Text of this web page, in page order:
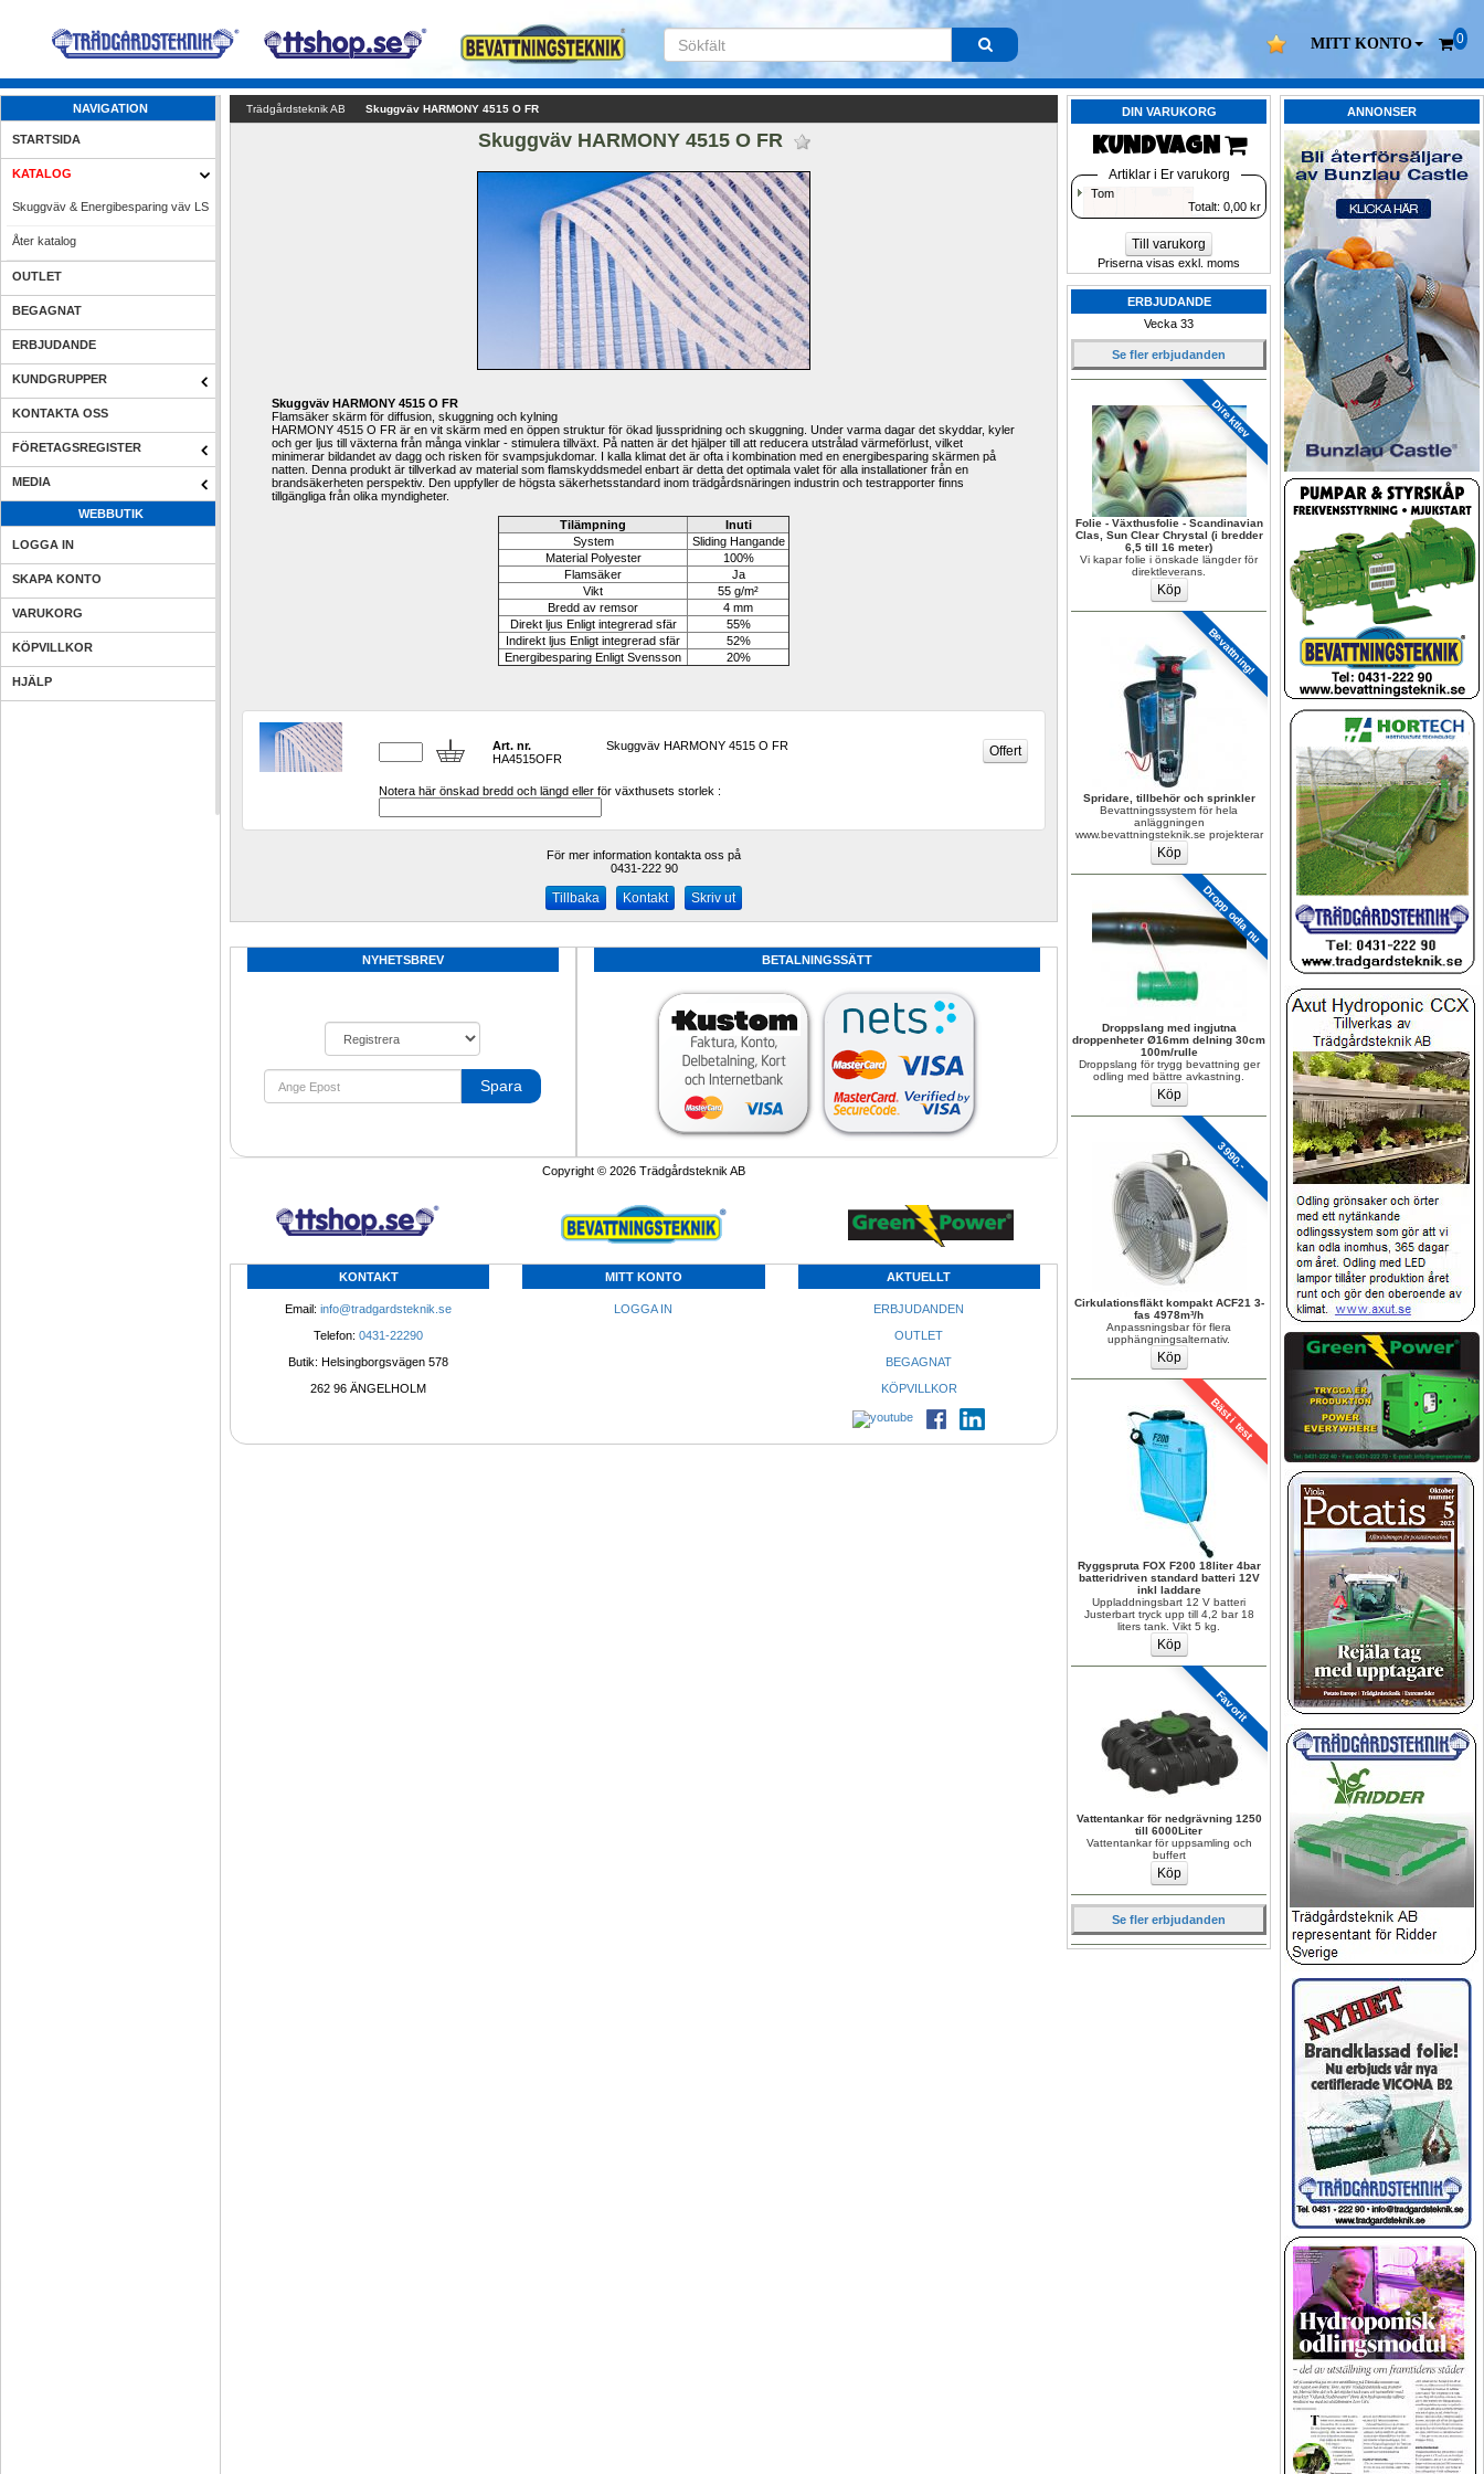
MITT KONTO 0
NAVIGATION
STARTSIDA
KATALOG
Skuggväv & Energibesparing väv LS
Åter katalog
OUTLET
BEGAGNAT
ERBJUDANDE
KUNDGRUPPER
KONTAKTA OSS
FÖRETAGSREGISTER
MEDIA
WEBBUTIK
LOGGA IN
SKAPA KONTO
VARUKORG
KÖPVILLKOR
HJÄLP
ANNONSER
DIN VARUKORG
KUNDVAGN
Artiklar i Er varukorg
Tom
Totalt: 0,00 kr
Till varukorg
Priserna visas exkl. moms
ERBJUDANDE
Vecka 33
Se fler erbjudanden
Direktlev
Folie - Växthusfolie - Scandinavian
Clas, Sun Clear Chrystal (i bredder
6,5 till 16 meter)
Vi kapar folie i önskade längder för
direktleverans.
Bevattning!
Spridare, tillbehör och sprinkler
Bevattningssystem för hela
anläggningen
www.bevattningsteknik.se projekterar
Dropp odla nu
Droppslang med ingjutna
droppenheter Ø16mm delning 30cm
100m/rulle
Droppslang för trygg bevattning ger
odling med bättre avkastning.
3990.-
Cirkulationsfläkt kompakt ACF21 3-
fas 4978m³/h
Anpassningsbar för flera
upphängningsalternativ.
Bäst i test
Ryggspruta FOX F200 18liter 4bar
batteridriven standard batteri 12V
inkl laddare
Uppladdningsbart 12 V batteri
Justerbart tryck upp till 4,2 bar 18
liters tank. Vikt 5 kg.
Favorit
Vattentankar för nedgrävning 1250
till 6000Liter
Vattentankar för uppsamling och
buffert
Se fler erbjudanden
Trädgårdsteknik AB Skuggväv HARMONY 4515 O FR
Skuggväv HARMONY 4515 O FR
Skuggväv HARMONY 4515 O FR
Flamsäker skärm för diffusion, skuggning och kylning
HARMONY 4515 O FR är en vit skärm med en öppen struktur för ökad ljusspridning och skuggning. Under varma dagar det skyddar, kyler
och ger ljus till växterna från många vinklar - stimulera tillväxt. På natten är det hjälper till att reducera utstrålad värmeförlust, vilket
minimerar bildandet av dagg och risken för svampsjukdomar. I kalla klimat det är ofta i kombination med en energibesparing skärmen på
natten. Denna produkt är tillverkad av material som flamskyddsmedel enbart är detta det optimala valet för alla installationer från en
brandsäkerheten perspektiv. Den uppfyller de högsta säkerhetsstandard inom trädgårdsnäringen industrin och testrapporter finns
tillgängliga från olika myndigheter.
Tilämpning
Inuti
System
Sliding Hangande
Material Polyester
100%
Flamsäker
Ja
Vikt
55 g/m²
Bredd av remsor
4 mm
Direkt ljus Enligt integrerad sfär
55%
Indirekt ljus Enligt integrerad sfär
52%
Energibesparing Enligt Svensson
20%
Art. nr.
HA4515OFR
Skuggväv HARMONY 4515 O FR
Notera här önskad bredd och längd eller för växthusets storlek :
För mer information kontakta oss på
0431-222 90
Kontakt Skriv ut
NYHETSBREV
Spara
BETALNINGSSÄTT
Copyright © 2026 Trädgårdsteknik AB
KONTAKT
Email: info@tradgardsteknik.se
Telefon: 0431-22290
Butik: Helsingborgsvägen 578
262 96 ÄNGELHOLM
MITT KONTO
LOGGA IN
AKTUELLT
ERBJUDANDEN
OUTLET
BEGAGNAT
KÖPVILLKOR